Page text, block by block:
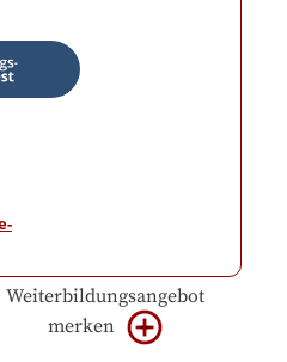
Weiterbildungsangebot
merken